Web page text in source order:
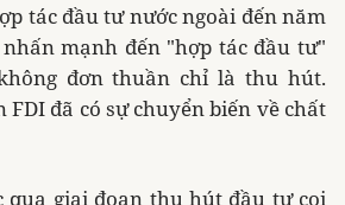
tác đầu tư nước ngoài đến năm
mạnh đến "hợp tác đầu tư"
đơn thuần chỉ là thu hút.
FDI đã có sự chuyển biến về chất
qua giai đoạn thu hút đầu tư coi